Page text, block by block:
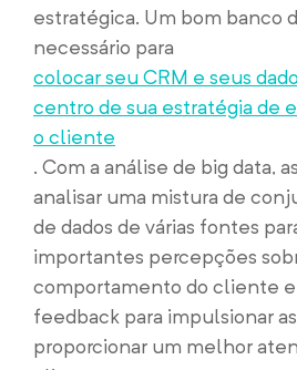
estratégica. Um bom banco
necessário para
colocar seu CRM e seus
centro de sua estratégia de
o cliente
. Com a análise de big data,
analisar uma mistura de
de dados de várias fontes
importantes percepções
comportamento do cliente e
feedback para impulsionar
proporcionar um melhor